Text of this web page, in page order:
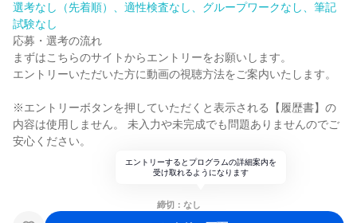
選考なし（先着順）、適性検査なし、グループワークなし、筆記
試験なし
応募・選考の流れ
まずはこちらのサイトからエントリーをお願いします。
エントリーいただいた方に動画の視聴方法をご案内いたします。
※エントリーボタンを押していただくと表示される【履歴書】の
内容は使用しません。 未入力や未完成でも問題ありませんのでご
安心ください。
エントリーするとプログラムの詳細案内を
受け取れるようになります
締切：なし